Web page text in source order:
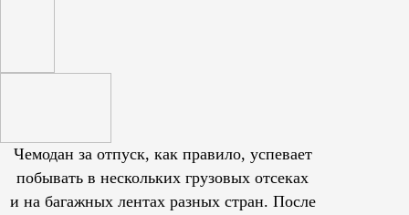
Чемодан за отпуск, как правило, успевает
побывать в нескольких грузовых отсеках
и на багажных лентах разных стран. После